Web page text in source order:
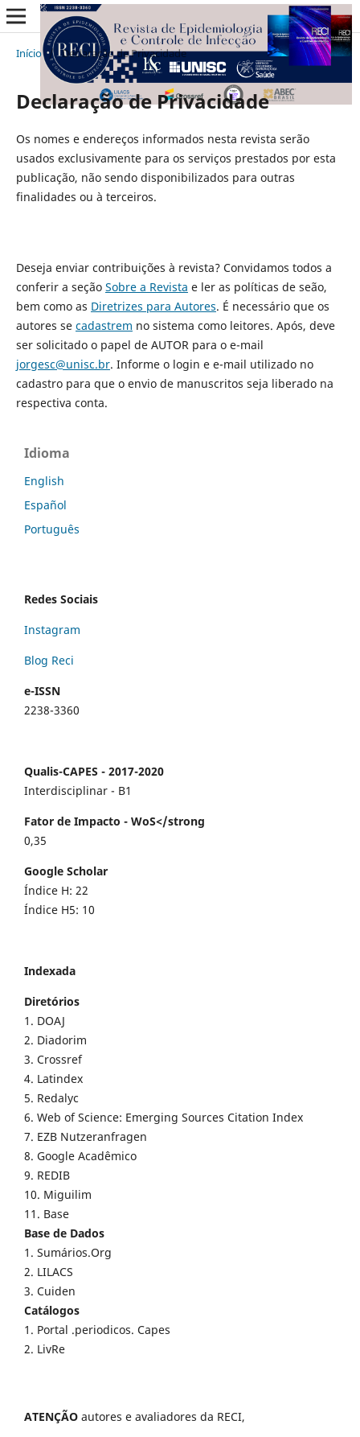
Início / Declaração de Privacidade
Declaração de Privacidade
Os nomes e endereços informados nesta revista serão
usados exclusivamente para os serviços prestados por esta
publicação, não sendo disponibilizados para outras
finalidades ou à terceiros.
Deseja enviar contribuições à revista? Convidamos todos a
conferir a seção Sobre a Revista e ler as políticas de seão,
bem como as Diretrizes para Autores. É necessário que os
autores se cadastrem no sistema como leitores. Após, deve
ser solicitado o papel de AUTOR para o e-mail
jorgesc@unisc.br. Informe o login e e-mail utilizado no
cadastro para que o envio de manuscritos seja liberado na
respectiva conta.
Idioma
English
Español
Português
Redes Sociais
Instagram
Blog Reci
e-ISSN
2238-3360
Qualis-CAPES - 2017-2020
Interdisciplinar - B1
Fator de Impacto - WoS</strong
0,35
Google Scholar
Índice H: 22
Índice H5: 10
Indexada
Diretórios
1. DOAJ
2. Diadorim
3. Crossref
4. Latindex
5. Redalyc
6. Web of Science: Emerging Sources Citation Index
7. EZB Nutzeranfragen
8. Google Acadêmico
9. REDIB
10. Miguilim
11. Base
Base de Dados
1. Sumários.Org
2. LILACS
3. Cuiden
Catálogos
1. Portal .periodicos. Capes
2. LivRe
ATENÇÃO autores e avaliadores da RECI,